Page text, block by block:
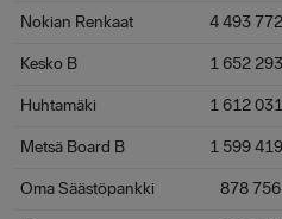
Nokian Renkaat 4 493 772
Kesko B 1 652 293
Huhtamäki 1 612 031
Metsä Board B 1 599 419
Oma Säästöpankki 878 756